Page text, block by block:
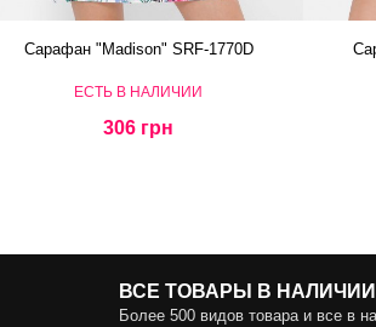
Сарафан "Madison" SRF-1770D
ЕСТЬ В НАЛИЧИИ
306 грн
ВСЕ ТОВАРЫ В НАЛИЧИИ
Более 500 видов товара и все в